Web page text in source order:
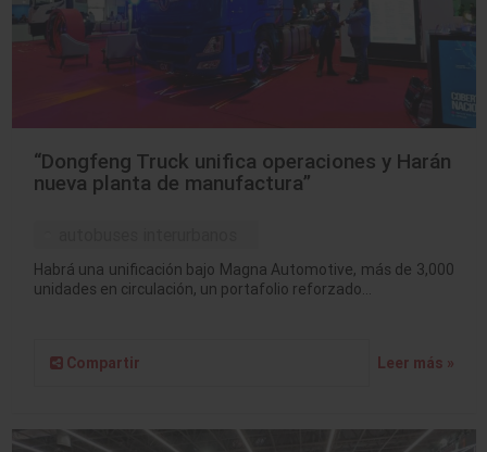
“Dongfeng Truck unifica operaciones y Harán
nueva planta de manufactura”
Habrá una unificación bajo Magna Automotive, más de 3,000
unidades en circulación, un portafolio reforzado…
Compartir Leer más »